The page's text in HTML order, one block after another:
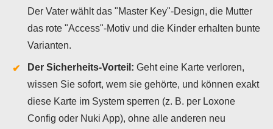
Der Vater wählt das "Master Key"-Design, die Mutter
das rote "Access"-Motiv und die Kinder erhalten bunte
Varianten.
Der Sicherheits-Vorteil: Geht eine Karte verloren,
wissen Sie sofort, wem sie gehörte, und können exakt
diese Karte im System sperren (z. B. per Loxone
Config oder Nuki App), ohne alle anderen neu